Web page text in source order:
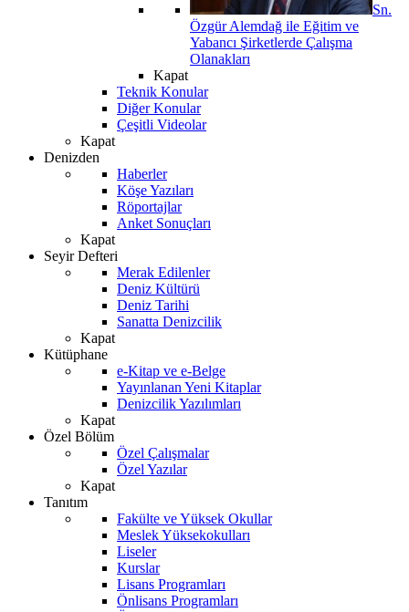
Sn.
Özgür Alemdağ ile Eğitim ve
Yabancı Şirketlerde Çalışma
Olanakları
Kapat
Teknik Konular
Diğer Konular
Çeşitli Videolar
Kapat
Denizden
Haberler
Köşe Yazıları
Röportajlar
Anket Sonuçları
Kapat
Seyir Defteri
Merak Edilenler
Deniz Kültürü
Deniz Tarihi
Sanatta Denizcilik
Kapat
Kütüphane
e-Kitap ve e-Belge
Yayınlanan Yeni Kitaplar
Denizcilik Yazılımları
Kapat
Özel Bölüm
Özel Çalışmalar
Özel Yazılar
Kapat
Tanıtım
Fakülte ve Yüksek Okullar
Meslek Yüksekokulları
Liseler
Kurslar
Lisans Programları
Önlisans Programları